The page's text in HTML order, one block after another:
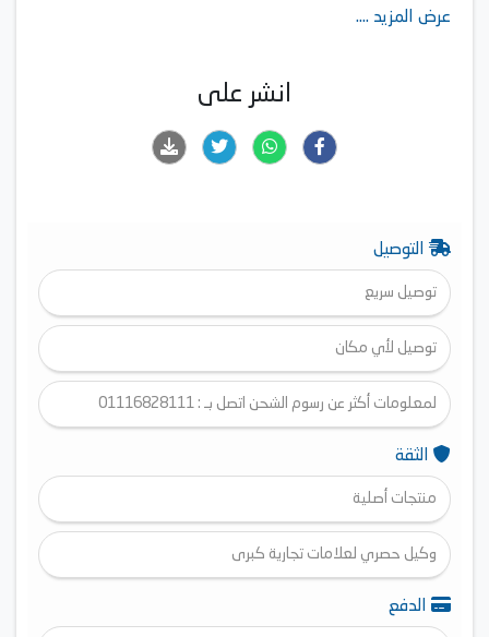
عرض المزيد ....
انشر على
التوصيل
توصيل سريع
توصيل لأي مكان
لمعلومات أكثر عن رسوم الشحن اتصل بـ : 01116828111
الثقة
منتجات أصلية
وكيل حصري لعلامات تجارية كبرى
الدفع